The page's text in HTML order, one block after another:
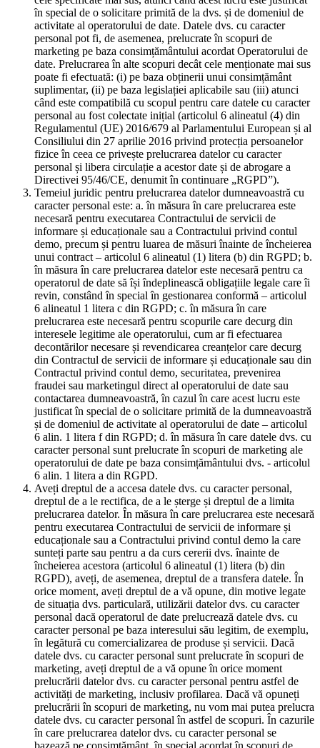
în special de o solicitare primită de la dvs. și de domeniul de
activitate al operatorului de date. Datele dvs. cu caracter
personal pot fi, de asemenea, prelucrate în scopuri de
marketing pe baza consimțământului acordat Operatorului de
date. Prelucrarea în alte scopuri decât cele menționate mai sus
poate fi efectuată: (i) pe baza obținerii unui consimțământ
suplimentar, (ii) pe baza legislației aplicabile sau (iii) atunci
când este compatibilă cu scopul pentru care datele cu caracter
personal au fost colectate inițial (articolul 6 alineatul (4) din
Regulamentul (UE) 2016/679 al Parlamentului European și al
Consiliului din 27 aprilie 2016 privind protecția persoanelor
fizice în ceea ce privește prelucrarea datelor cu caracter
personal și libera circulație a acestor date și de abrogare a
Directivei 95/46/CE, denumit în continuare „RGPD”).
Temeiul juridic pentru prelucrarea datelor dumneavoastră cu
caracter personal este: a. în măsura în care prelucrarea este
necesară pentru executarea Contractului de servicii de
informare și educaționale sau a Contractului privind contul
demo, precum și pentru luarea de măsuri înainte de încheierea
unui contract – articolul 6 alineatul (1) litera (b) din RGPD; b.
în măsura în care prelucrarea datelor este necesară pentru ca
operatorul de date să își îndeplinească obligațiile legale care îi
revin, constând în special în gestionarea conformă – articolul
6 alineatul 1 litera c din RGPD; c. în măsura în care
prelucrarea este necesară pentru scopurile care decurg din
interesele legitime ale operatorului, cum ar fi efectuarea
decontărilor necesare și revendicarea creanțelor care decurg
din Contractul de servicii de informare și educaționale sau din
Contractul privind contul demo, securitatea, prevenirea
fraudei sau marketingul direct al operatorului de date sau
contactarea dumneavoastră, în cazul în care acest lucru este
justificat în special de o solicitare primită de la dumneavoastră
și de domeniul de activitate al operatorului de date – articolul
6 alin. 1 litera f din RGPD; d. în măsura în care datele dvs. cu
caracter personal sunt prelucrate în scopuri de marketing ale
operatorului de date pe baza consimțământului dvs. - articolul
6 alin. 1 litera a din RGPD.
Aveți dreptul de a accesa datele dvs. cu caracter personal,
dreptul de a le rectifica, de a le șterge și dreptul de a limita
prelucrarea datelor. În măsura în care prelucrarea este necesară
pentru executarea Contractului de servicii de informare și
educaționale sau a Contractului privind contul demo la care
sunteți parte sau pentru a da curs cererii dvs. înainte de
încheierea acestora (articolul 6 alineatul (1) litera (b) din
RGPD), aveți, de asemenea, dreptul de a transfera datele. În
orice moment, aveți dreptul de a vă opune, din motive legate
de situația dvs. particulară, utilizării datelor dvs. cu caracter
personal dacă operatorul de date prelucrează datele dvs. cu
caracter personal pe baza interesului său legitim, de exemplu,
în legătură cu comercializarea de produse și servicii. Dacă
datele dvs. cu caracter personal sunt prelucrate în scopuri de
marketing, aveți dreptul de a vă opune în orice moment
prelucrării datelor dvs. cu caracter personal pentru astfel de
activități de marketing, inclusiv profilarea. Dacă vă opuneți
prelucrării în scopuri de marketing, nu vom mai putea prelucra
datele dvs. cu caracter personal în astfel de scopuri. În cazurile
în care prelucrarea datelor dvs. cu caracter personal se
bazează pe consimțământ, în special acordat în scopuri de